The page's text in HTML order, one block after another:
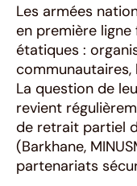
Les armées
en première
étatiques :
La question de
revient
de retrait partiel
(Barkhane,
partenariats